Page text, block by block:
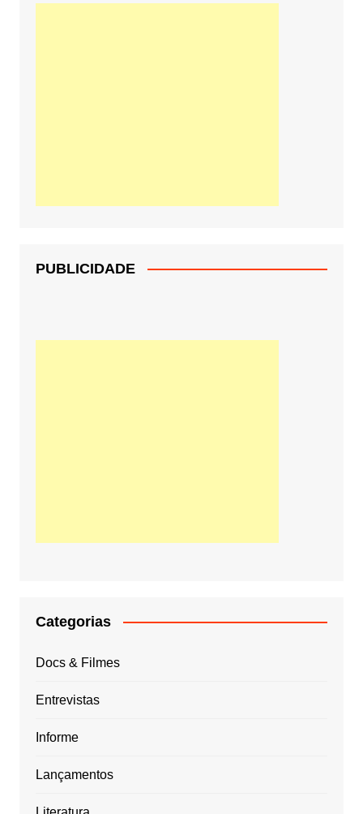
PUBLICIDADE
Categorias
Docs & Filmes
Entrevistas
Informe
Lançamentos